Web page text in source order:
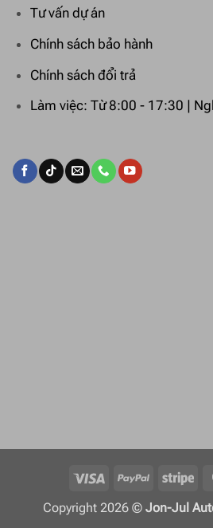
Tư vấn dự án
Chính sách bảo hành
Chính sách đổi trả
Làm việc: Từ 8:00 - 17:30 |
Visa PayPal
Copyright 2026 © Jon-Jul